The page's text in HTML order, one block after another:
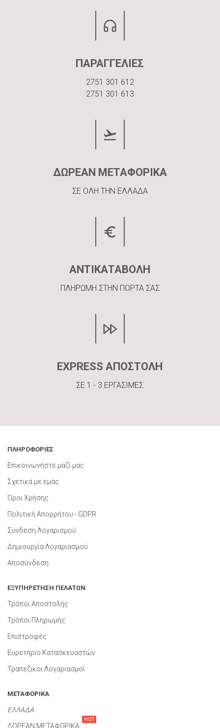
ΠΑΡΑΓΓΕΛΙΕΣ
2751 301 612
2751 301 613
ΔΩΡΕΑΝ ΜΕΤΑΦΟΡΙΚΑ
ΣΕ ΟΛΗ ΤΗΝ ΕΛΛΑΔΑ
ΑΝΤΙΚΑΤΑΒΟΛΗ
ΠΛΗΡΩΜΗ ΣΤΗΝ ΠΟΡΤΑ ΣΑΣ
EXPRESS ΑΠΟΣΤΟΛΗ
ΣΕ 1 - 3 ΕΡΓΑΣΙΜΕΣ
ΠΛΗΡΟΦΟΡΙΕΣ
Επικοινωνήστε μαζί μας
Σχετικά με εμάς
Όροι Χρήσης
Πολιτική Απορρήτου - GDPR
Σύνδεση Λογαρισμού
Δημιουργία Λογαριασμού
Αποσύνδεση
ΕΞΥΠΗΡΕΤΗΣΗ ΠΕΛΑΤΩΝ
Τρόποι Αποστολής
Τρόποι Πληρωμής
Επιστροφές
Ευρετήριο Κατασκευαστών
Τραπεζικοι Λογαριασμοί
ΜΕΤΑΦΟΡΙΚΑ
ΕΛΛΑΔΑ
ΔΩΡΕΑΝ ΜΕΤΑΦΟΡΙΚΑ
HOT